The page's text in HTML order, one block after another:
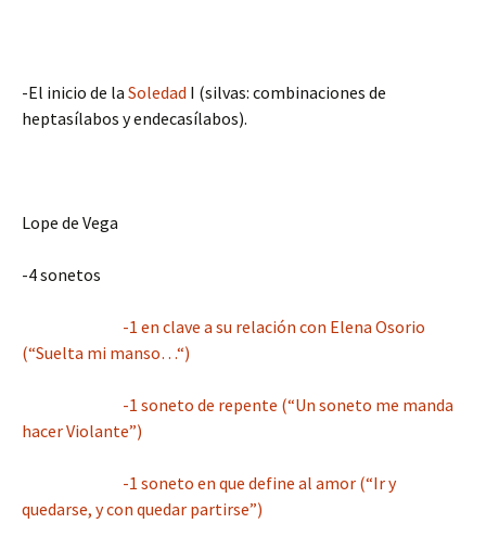
-El inicio de la Soledad I (silvas: combinaciones de
heptasílabos y endecasílabos).
Lope de Vega
-4 sonetos
-1 en clave a su relación con Elena Osorio
(“Suelta mi manso…“)
-1 soneto de repente (“Un soneto me manda
hacer Violante”)
-1 soneto en que define al amor (“Ir y
quedarse, y con quedar partirse”)